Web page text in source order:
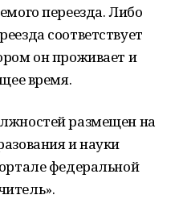
переезда. Либо
соответствует
он проживает и
время.
размещен на
и науки
федеральной